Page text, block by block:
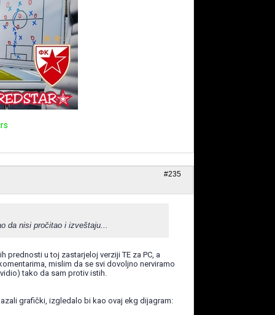
#235
da nisi pročitao i izveštaju...
prednosti u toj zastarjeloj verziji TE za PC, a
mislim da se svi dovoljno nerviramo
tako da sam protiv istih.
grafički, izgledalo bi kao ovaj ekg dijagram: